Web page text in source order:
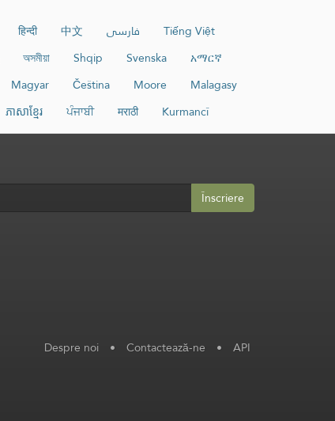
हिन्दी 中文 فارسی
Tiếng Việt
অসমীয়া Shqip Svenska
አማርኛ
Magyar Čeština Moore
Malagasy
ភាសាខ្មែរ ਪੰਜਾਬੀ मराठी Kurmancî
Înscriere
Despre noi • Contactează-ne • API